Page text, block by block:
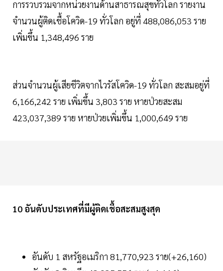
การรวบรวมจากหน่วยงานด้านสาธารณสุขทั่วโลก รายงาน
จำนวนผู้ติดเชื้อโควิด-19 ทั่วโลก อยู่ที่ 488,086,053 ราย
เพิ่มขึ้น 1,348,496 ราย
ส่วนจำนวนผู้เสียชีวิตจากไวรัสโควิด-19 ทั่วโลก สะสมอยู่ที่
6,166,242 ราย เพิ่มขึ้น 3,803 ราย หายป่วยสะสม
423,037,389 ราย หายป่วยเพิ่มขึ้น 1,000,649 ราย
10 อันดับประเทศที่มีผู้ติดเชื้อสะสมสูงสุด
อันดับ 1 สหรัฐอเมริกา 81,770,923 ราย(+26,160)